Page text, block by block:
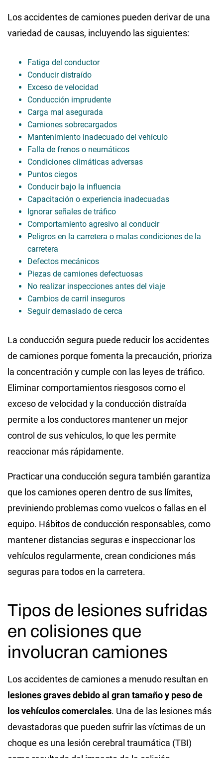
Los accidentes de camiones pueden derivar de una
variedad de causas, incluyendo las siguientes:
Fatiga del conductor
Conducir distraído
Exceso de velocidad
Conducción imprudente
Carga mal asegurada
Camiones sobrecargados
Mantenimiento inadecuado del vehículo
Falla de frenos o neumáticos
Condiciones climáticas adversas
Puntos ciegos
Conducir bajo la influencia
Capacitación o experiencia inadecuadas
Ignorar señales de tráfico
Comportamiento agresivo al conducir
Peligros en la carretera o malas condiciones de la
carretera
Defectos mecánicos
Piezas de camiones defectuosas
No realizar inspecciones antes del viaje
Cambios de carril inseguros
Seguir demasiado de cerca
La conducción segura puede reducir los accidentes
de camiones porque fomenta la precaución, prioriza
la concentración y cumple con las leyes de tráfico.
Eliminar comportamientos riesgosos como el
exceso de velocidad y la conducción distraída
permite a los conductores mantener un mejor
control de sus vehículos, lo que les permite
reaccionar más rápidamente.
Practicar una conducción segura también garantiza
que los camiones operen dentro de sus límites,
previniendo problemas como vuelcos o fallas en el
equipo. Hábitos de conducción responsables, como
mantener distancias seguras e inspeccionar los
vehículos regularmente, crean condiciones más
seguras para todos en la carretera.
Tipos de lesiones sufridas
en colisiones que
involucran camiones
Los accidentes de camiones a menudo resultan en
lesiones graves debido al gran tamaño y peso de
los vehículos comerciales. Una de las lesiones más
devastadoras que pueden sufrir las víctimas de un
choque es una lesión cerebral traumática (TBI)